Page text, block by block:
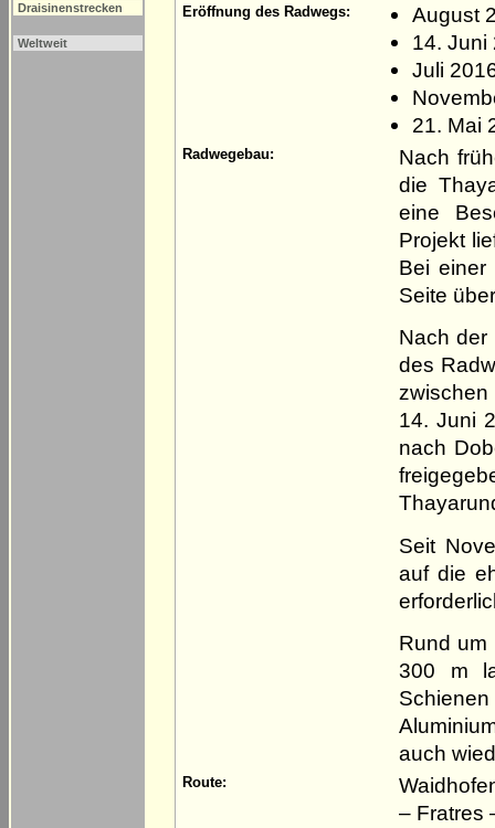
Draisinenstrecken
Weltweit
Eröffnung des Radwegs:
August
14. Juni
Juli
21. Mai
Radwegebau:
Nach
die
eine
Projekt
Bei einer
Seite
Nach der
des
zwischen
14. Juni
nach
Seit
auf die
Rund um
300 m
auch
Route:
– Fratres